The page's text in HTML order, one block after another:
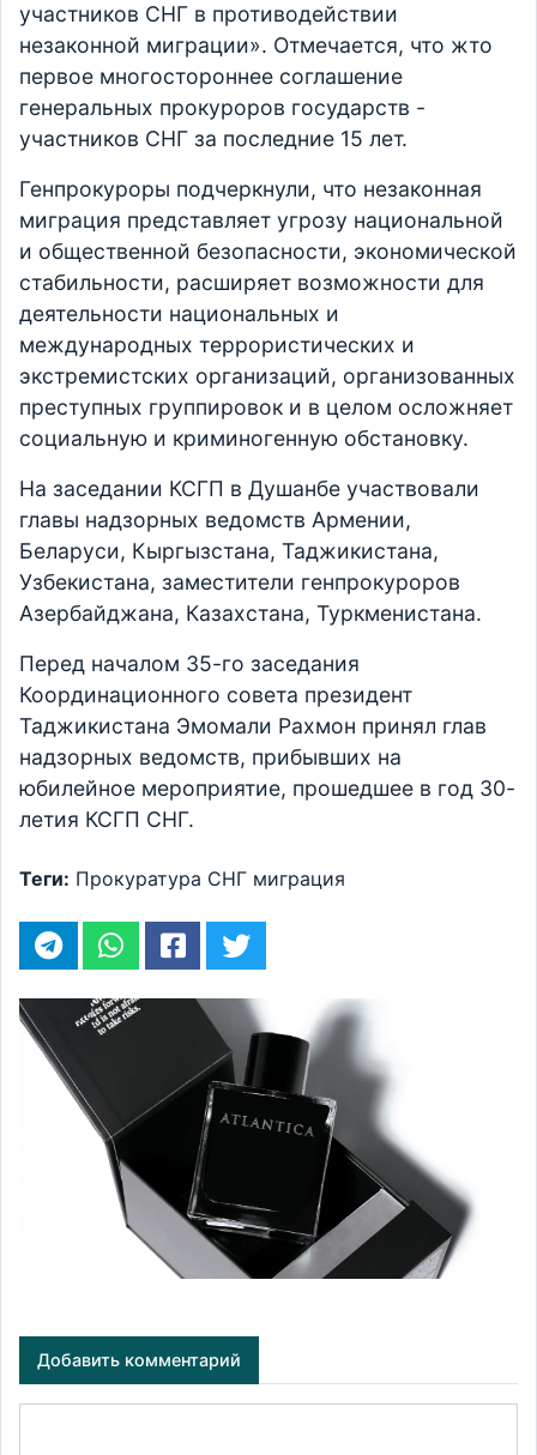
участников СНГ в противодействии
незаконной миграции». Отмечается, что жто
первое многостороннее соглашение
генеральных прокуроров государств -
участников СНГ за последние 15 лет.
Генпрокуроры подчеркнули, что незаконная
миграция представляет угрозу национальной
и общественной безопасности, экономической
стабильности, расширяет возможности для
деятельности национальных и
международных террористических и
экстремистских организаций, организованных
преступных группировок и в целом осложняет
социальную и криминогенную обстановку.
На заседании КСГП в Душанбе участвовали
главы надзорных ведомств Армении,
Беларуси, Кыргызстана, Таджикистана,
Узбекистана, заместители генпрокуроров
Азербайджана, Казахстана, Туркменистана.
Перед началом 35-го заседания
Координационного совета президент
Таджикистана Эмомали Рахмон принял глав
надзорных ведомств, прибывших на
юбилейное мероприятие, прошедшее в год 30-
летия КСГП СНГ.
Теги: Прокуратура СНГ миграция
Добавить комментарий